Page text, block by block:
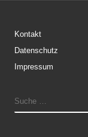
Kontakt
Datenschutz
Impressum
SUCHE